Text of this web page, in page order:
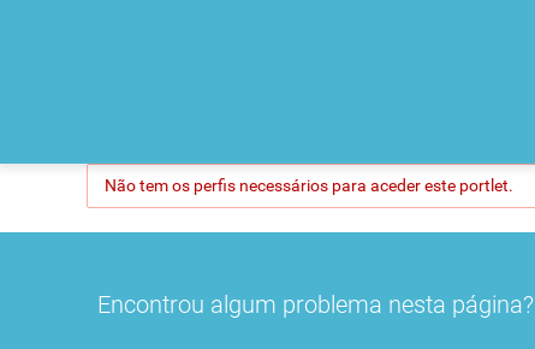
Não tem os perfis necessários para aceder este portlet.
Encontrou algum problema nesta página?